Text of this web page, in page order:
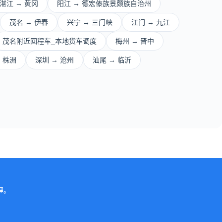
湛江 → 黄冈 阳江 → 德宏傣族景颇族自治州
茂名 → 伊春 兴宁 → 三门峡 江门 → 九江
茂名附近回程车_本地货车调度 梅州 → 晋中
洲 深圳 → 沧州 汕尾 → 临沂